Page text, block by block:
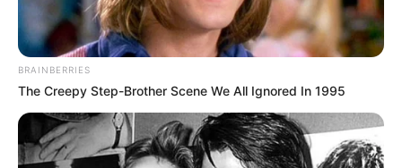
wirklich sehenswerte Puppenmuseum der
europaweit prämierten Puppenkünstlerin Erika
Ringler. Auf über 100 qm sind mehr als 200
Ahornholz, in wertvollen Designerkleidern zu
bewundern. Ein sehr schönes, zum Teil
antiquarisches Equipment rundet diese einmalige
BRAINBERRIES
The Creepy Step-Brother Scene We All Ignored In 1995